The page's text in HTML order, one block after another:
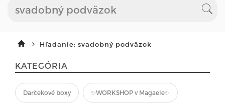
Hľadanie: svadobný podväzok
KATEGÓRIA
Darčekové boxy ✨WORKSHOP v Magaele✨